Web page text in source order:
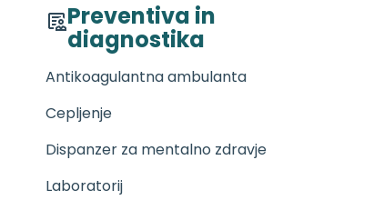
Preventiva in
diagnostika
Antikoagulantna ambulanta
Cepljenje
Dispanzer za mentalno zdravje
Laboratorij